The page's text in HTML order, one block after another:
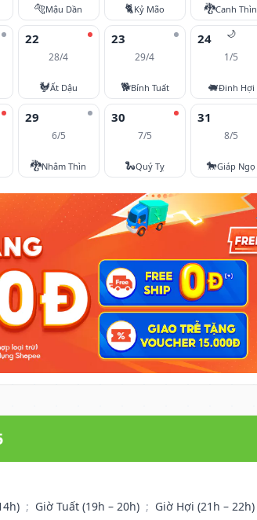
🐅Mậu Dần 🐈Kỷ Mão 🐉Canh Thìn
22
28/4
🐓Ất Dậu
23
29/4
🐕Bính Tuất
🌙
24
1/5
🐖Đinh Hợi
29
6/5
🐉Nhâm Thìn
30
7/5
🐍Quý Tỵ
31
8/5
🐎Giáp Ngọ
; Giờ Tuất (19h – 20h) ; Giờ Hợi (21h – 22h)